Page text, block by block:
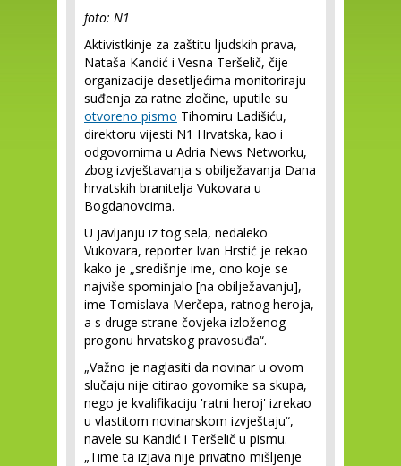
foto: N1
Aktivistkinje za zaštitu ljudskih prava,
Nataša Kandić i Vesna Teršelič, čije
organizacije desetljećima monitoriraju
suđenja za ratne zločine, uputile su
otvoreno pismo Tihomiru Ladišiću,
direktoru vijesti N1 Hrvatska, kao i
odgovornima u Adria News Networku,
zbog izvještavanja s obilježavanja Dana
hrvatskih branitelja Vukovara u
Bogdanovcima.
U javljanju iz tog sela, nedaleko
Vukovara, reporter Ivan Hrstić je rekao
kako je „središnje ime, ono koje se
najviše spominjalo [na obilježavanju],
ime Tomislava Merčepa, ratnog heroja,
a s druge strane čovjeka izloženog
progonu hrvatskog pravosuđa“.
„Važno je naglasiti da novinar u ovom
slučaju nije citirao govornike sa skupa,
nego je kvalifikaciju 'ratni heroj' izrekao
u vlastitom novinarskom izvještaju“,
navele su Kandić i Teršelič u pismu.
„Time ta izjava nije privatno mišljenje